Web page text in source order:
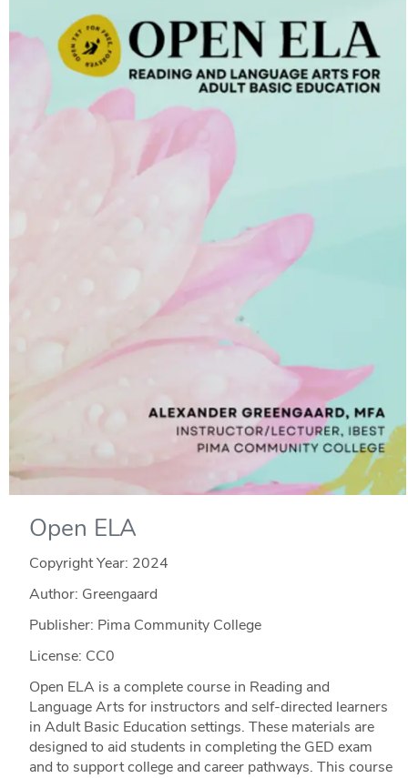
Open ELA
Copyright Year: 2024
Author: Greengaard
Publisher: Pima Community College
License: CC0
Open ELA is a complete course in Reading and
Language Arts for instructors and self-directed learners
in Adult Basic Education settings. These materials are
designed to aid students in completing the GED exam
and to support college and career pathways. This course